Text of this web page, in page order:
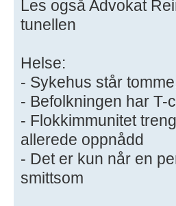
Les også Advokat
tunellen
Helse:
- ​Sykehus står
- Befolkningen har T-
- Flokkimmunitet
allerede oppnådd
- Det er kun når en
smittsom